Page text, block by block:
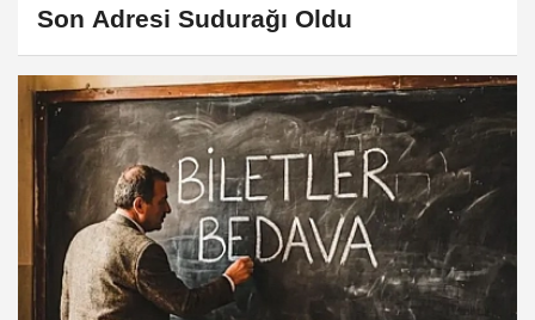
Son Adresi Sudurağı Oldu